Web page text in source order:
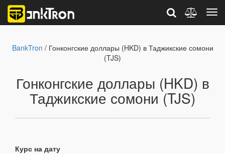
BankTron / Гонконгские доллары (HKD) в Таджикские сомони
(TJS)
Гонконгские доллары (HKD) в
Таджикские сомони (TJS)
Курс на дату